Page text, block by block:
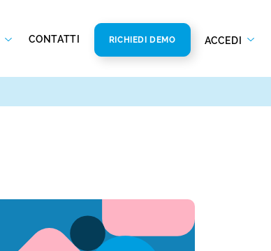
CONTATTI RICHIEDI DEMO ACCEDI